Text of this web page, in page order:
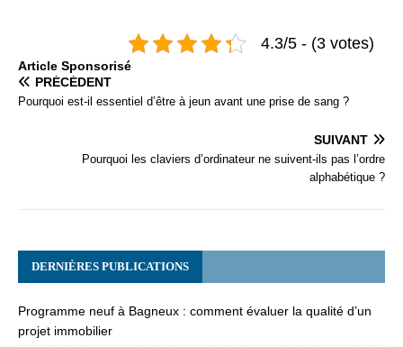
4.3/5 - (3 votes)
Articlе Spоnsоrisé
PRÉCÉDENT
Pourquoi est-il essentiel d’être à jeun avant une prise de sang ?
SUIVANT
Pourquoi les claviers d’ordinateur ne suivent-ils pas l’ordre
alphabétique ?
DERNIÈRES PUBLICATIONS
Programme neuf à Bagneux : comment évaluer la qualité d’un
projet immobilier